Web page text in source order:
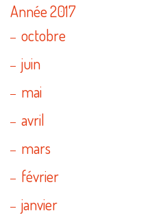
Année 2017
octobre
juin
mai
avril
mars
février
janvier